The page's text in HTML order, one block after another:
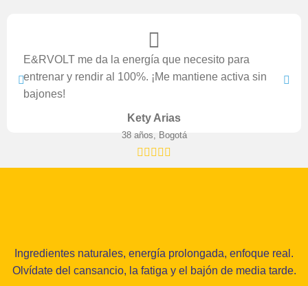
E&RVOLT me da la energía que necesito para
entrenar y rendir al 100%. ¡Me mantiene activa sin
bajones!
Kety Arias
38 años, Bogotá
Ingredientes naturales, energía prolongada, enfoque real.
Olvídate del cansancio, la fatiga y el bajón de media tarde.